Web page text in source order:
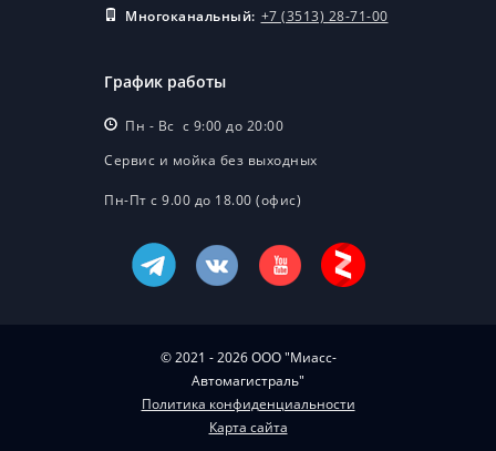
Многоканальный: +7 (3513) 28-71-00
График работы
Пн - Вс с 9:00 до 20:00
Сервис и мойка без выходных
Пн-Пт с 9.00 до 18.00 (офис)
© 2021 - 2026 ООО "Миасс-
Автомагистраль"
Политика конфиденциальности
Карта сайта